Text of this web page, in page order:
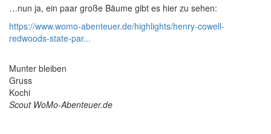
…nun ja, ein paar große Bäume gibt es hier zu sehen:
https://www.womo-abenteuer.de/highlights/henry-cowell-
redwoods-state-par...
Munter bleiben
Gruss
Kochi
Scout WoMo-Abenteuer.de